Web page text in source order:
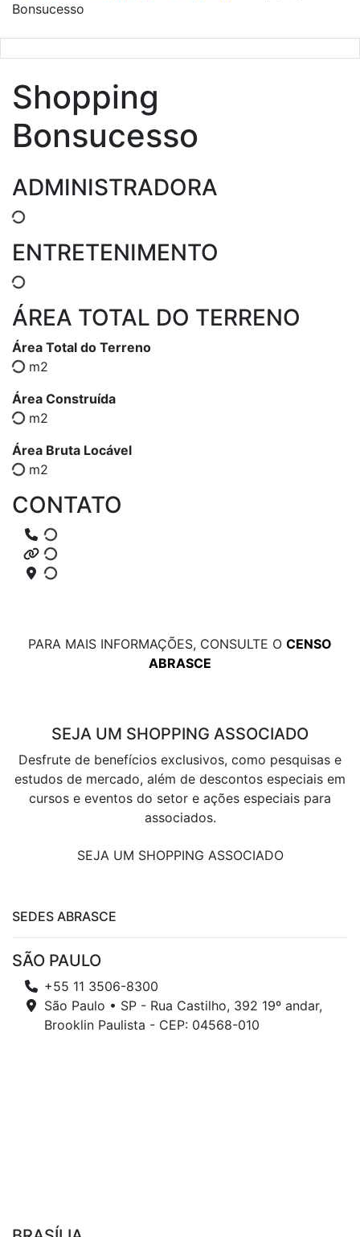
Bonsucesso
Shopping
Bonsucesso
ADMINISTRADORA
ENTRETENIMENTO
ÁREA TOTAL DO TERRENO
Área Total do Terreno
m2
Área Construída
m2
Área Bruta Locável
m2
CONTATO
PARA MAIS INFORMAÇÕES, CONSULTE O CENSO
ABRASCE
SEJA UM SHOPPING ASSOCIADO
Desfrute de benefícios exclusivos, como pesquisas e
estudos de mercado, além de descontos especiais em
cursos e eventos do setor e ações especiais para
associados.
SEJA UM SHOPPING ASSOCIADO
SEDES ABRASCE
SÃO PAULO
+55 11 3506-8300
São Paulo • SP - Rua Castilho, 392 19º andar,
Brooklin Paulista - CEP: 04568-010